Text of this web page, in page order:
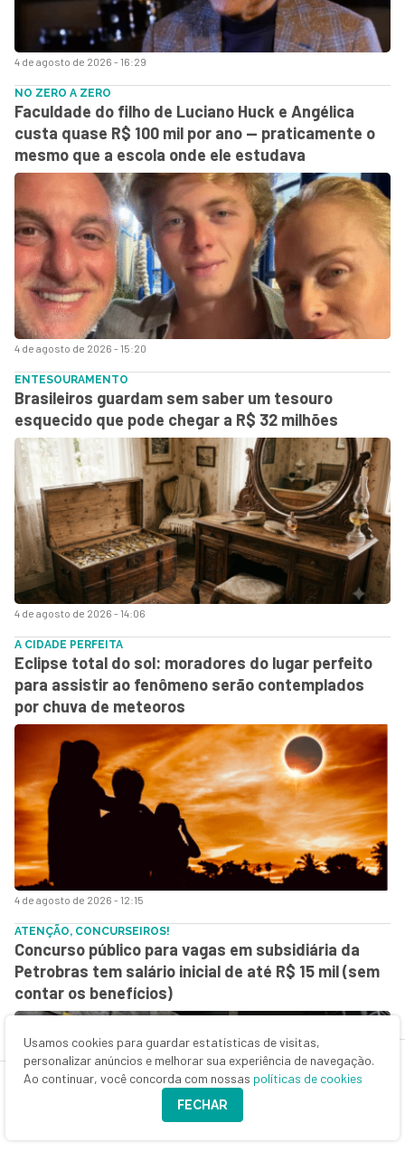
4 de agosto de 2026 - 16:29
4 de agosto de 2026 - 15:20
NO ZERO A ZERO
Faculdade do filho de Luciano Huck e Angélica
custa quase R$ 100 mil por ano — praticamente o
mesmo que a escola onde ele estudava
4 de agosto de 2026 - 14:06
ENTESOURAMENTO
Brasileiros guardam sem saber um tesouro
esquecido que pode chegar a R$ 32 milhões
4 de agosto de 2026 - 12:15
A CIDADE PERFEITA
Eclipse total do sol: moradores do lugar perfeito
para assistir ao fenômeno serão contemplados
por chuva de meteoros
ATENÇÃO, CONCURSEIROS!
Concurso público para vagas em subsidiária da
Petrobras tem salário inicial de até R$ 15 mil (sem
contar os benefícios)
Usamos cookies para guardar estatísticas de visitas,
personalizar anúncios e melhorar sua experiência de navegação.
Ao continuar, você concorda com nossas políticas de cookies
FECHAR